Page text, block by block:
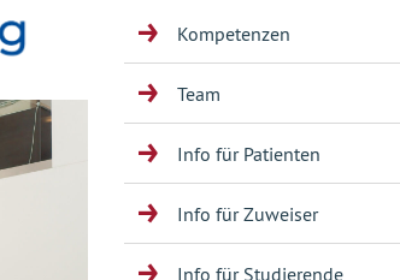
Kompetenzen
Team
Info für Patienten
Info für Zuweiser
Info für Studierende